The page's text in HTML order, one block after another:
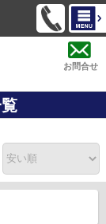
お問合せ